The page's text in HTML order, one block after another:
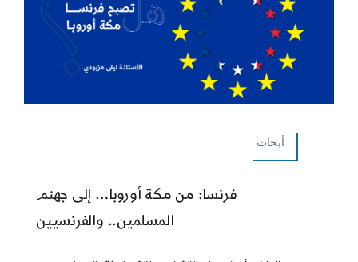
أبحاث
فرنسا: من مكة أوروبا… إلى جهنم
المسلمين.. والفرنسيين